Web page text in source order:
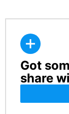
CREATE
Got
share